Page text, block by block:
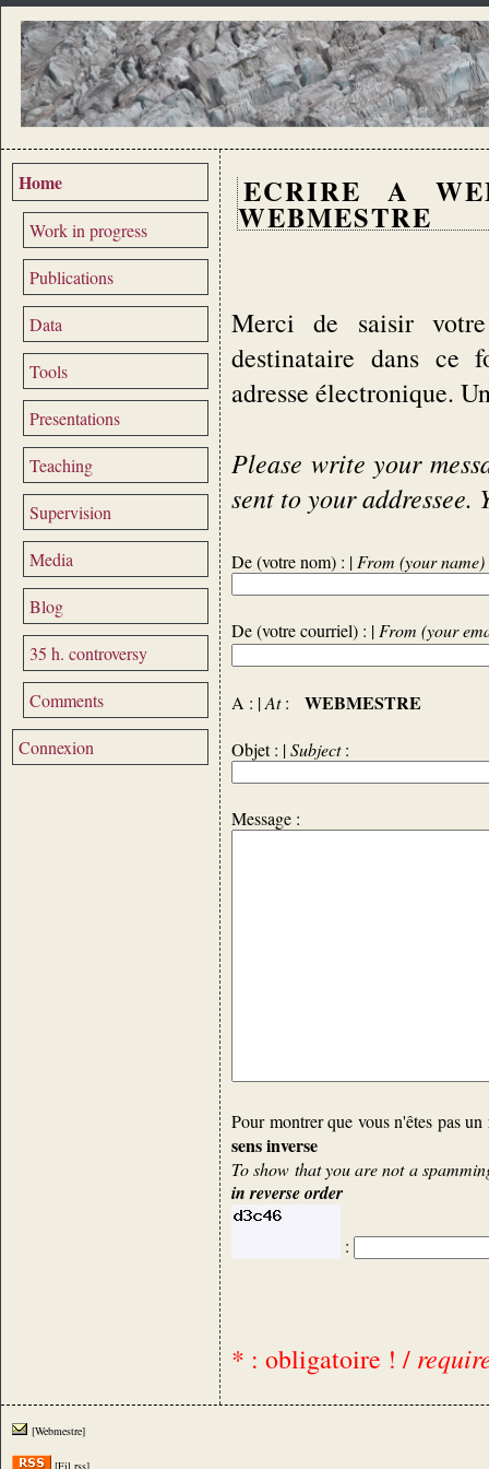
Home
Work in progress
Publications
Data
Tools
Presentations
Teaching
Supervision
Media
Blog
35 h. controversy
Comments
Connexion
ECRIRE A
WEBMESTRE
Merci de saisir
destinataire dans ce
adresse électronique.
Please write your
sent to your addressee.
De (votre nom) : | From (your name)
De (votre courriel) : | From (your
A : |At: WEBMESTRE
Objet : |Subject:
Message :
Pour montrer que vous n'êtes pas
sens inverse
To show that you are not a
in reverse order
:
* : obligatoire ! /
[Webmestre]
[Fil rss]